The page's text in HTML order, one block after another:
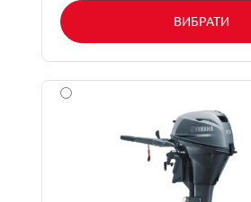
ВИБРАТИ